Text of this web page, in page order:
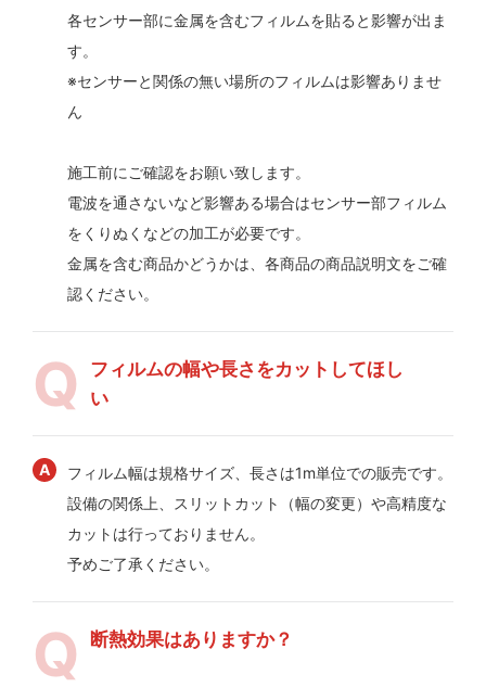
各センサー部に金属を含むフィルムを貼ると影響が出ま
す。
※センサーと関係の無い場所のフィルムは影響ありませ
ん
施工前にご確認をお願い致します。
電波を通さないなど影響ある場合はセンサー部フィルム
をくりぬくなどの加工が必要です。
金属を含む商品かどうかは、各商品の商品説明文をご確
認ください。
フィルムの幅や長さをカットしてほし
い
フィルム幅は規格サイズ、長さは1m単位での販売です。
設備の関係上、スリットカット（幅の変更）や高精度な
カットは行っておりません。
予めご了承ください。
断熱効果はありますか？